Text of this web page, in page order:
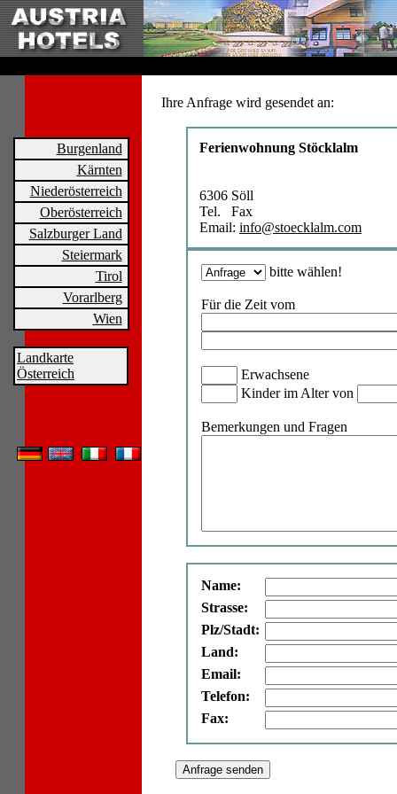
Burgenland
Kärnten
Niederösterreich
Oberösterreich
Salzburger Land
Steiermark
Tirol
Vorarlberg
Wien
Landkarte
Österreich
Ihre Anfrage wird gesendet an:
Ferienwohnung Stöcklalm
6306 Söll
Tel. Fax
Email: info@stoecklalm.com
bitte wählen!
Für die Zeit vom
Erwachsene
Kinder im Alter von
Bemerkungen und Fragen
Name:
Strasse:
Plz/Stadt:
Land:
Email:
Telefon:
Fax: